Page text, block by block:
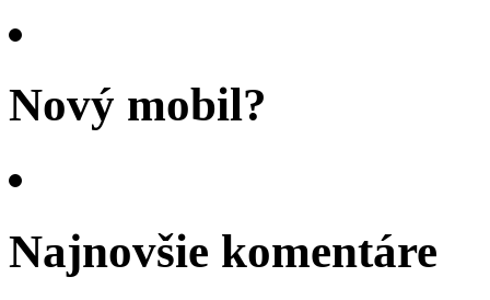
Nový mobil?
Najnovšie komentáre